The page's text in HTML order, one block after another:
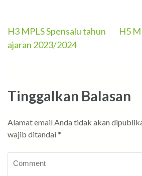
Navigasi
pos
H3 MPLS Spensalu tahun
ajaran 2023/2024
H5
Tinggalkan Balasan
Alamat email Anda tidak akan
wajib ditandai *